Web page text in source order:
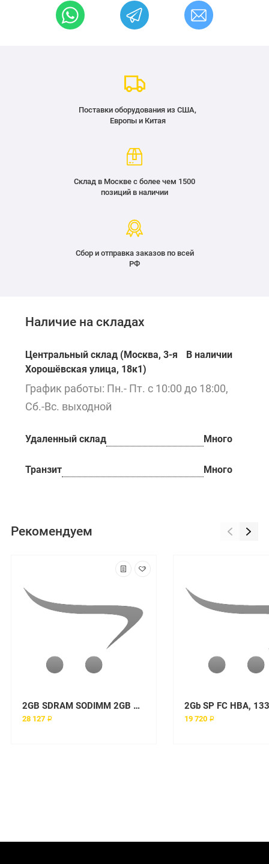
Поставки оборудования из США,
Европы и Китая
Склад в Москве с более чем 1500
позиций в наличии
Сбор и отправка заказов по всей
РФ
Наличие на складах
Центральный склад (Москва, 3-я
Хорошёвская улица, 18к1)
В наличии
График работы: Пн.- Пт. с 10:00 до 18:00,
Сб.-Вс. выходной
Удаленный склад Много
Транзит Много
Рекомендуем
2GB SDRAM SODIMM 2GB PC2-5300 NP
28 127 ₽ 19 720 ₽